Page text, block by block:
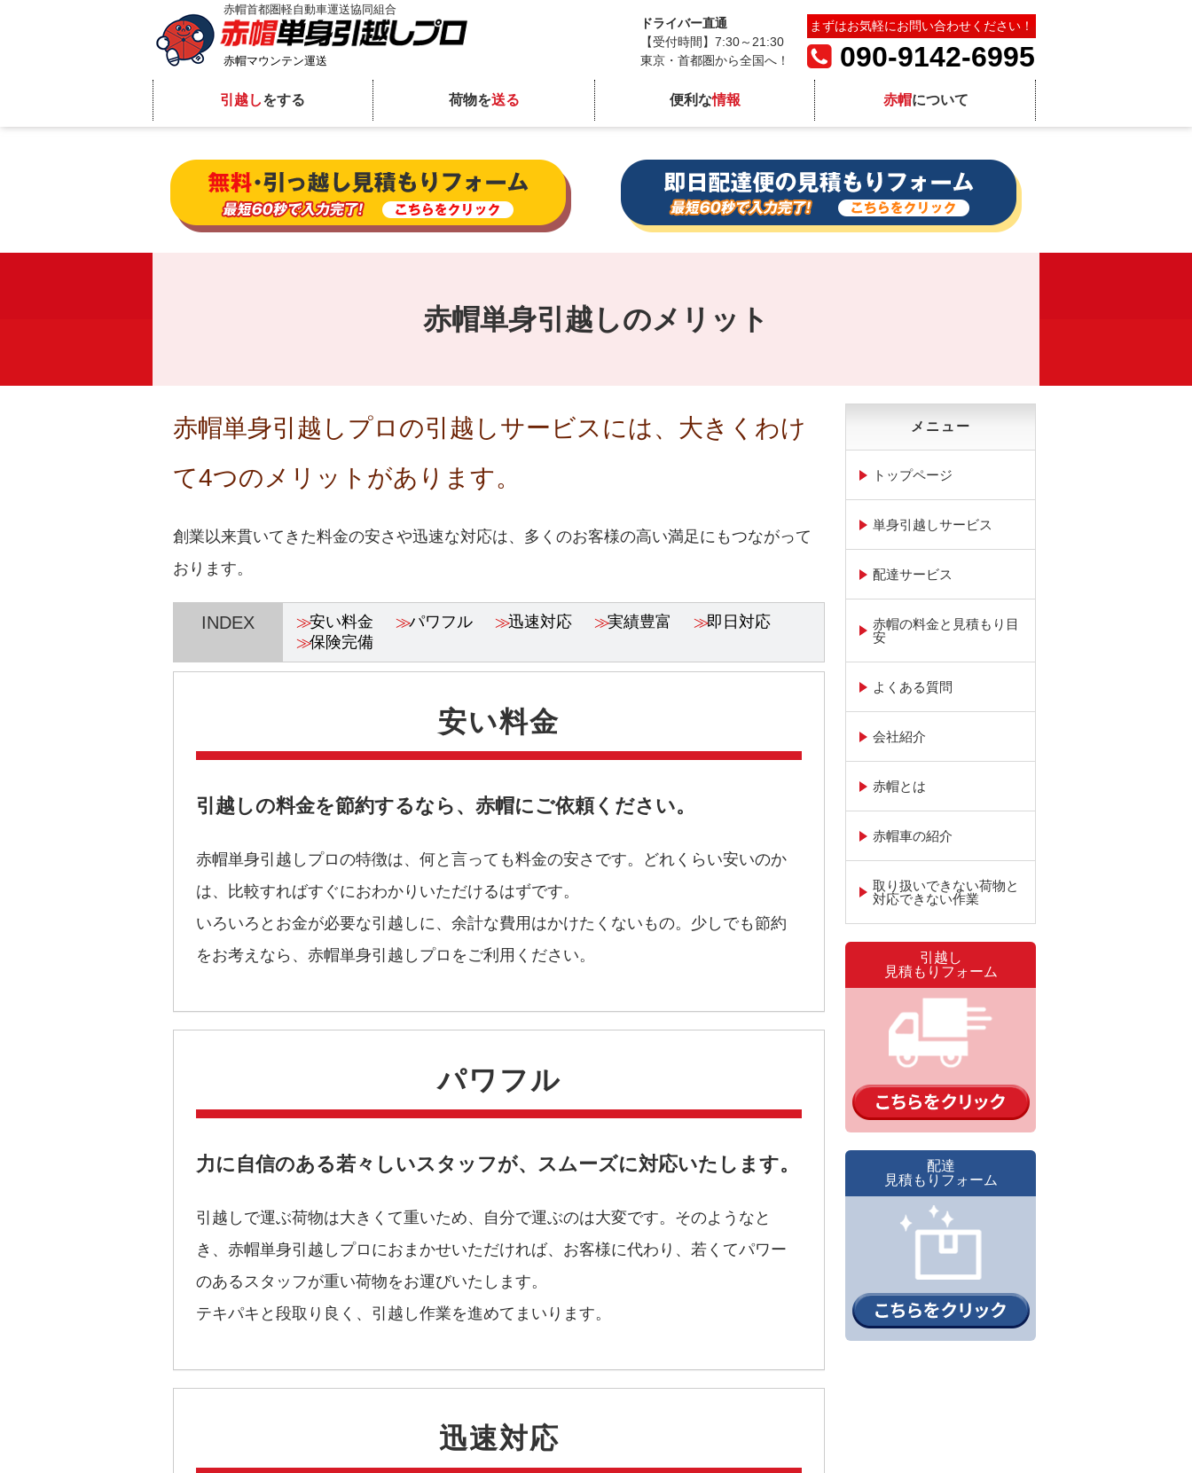
赤帽マウンテン運送
赤帽首都圏軽自動車運送協同組合
ドライバー直通
【受付時間】7:30～21:30
東京・首都圏から全国へ！
まずはお気軽にお問い合わせください！
090-9142-6995
引越しをする 荷物を送る 便利な情報 赤帽について
赤帽単身引越しのメリット
赤帽単身引越しプロの引越しサービスには、大きくわけ
て4つのメリットがあります。
創業以来貫いてきた料金の安さや迅速な対応は、多くのお客様の高い満足にもつながって
おります。
INDEX 安い料金 パワフル 迅速対応 実績豊富
即日対応
保険完備
安い料金
引越しの料金を節約するなら、赤帽にご依頼ください。
赤帽単身引越しプロの特徴は、何と言っても料金の安さです。どれくらい安いのか
は、比較すればすぐにおわかりいただけるはずです。
いろいろとお金が必要な引越しに、余計な費用はかけたくないもの。少しでも節約
をお考えなら、赤帽単身引越しプロをご利用ください。
パワフル
力に自信のある若々しいスタッフが、スムーズに対応いたします。
引越しで運ぶ荷物は大きくて重いため、自分で運ぶのは大変です。そのようなと
き、赤帽単身引越しプロにおまかせいただければ、お客様に代わり、若くてパワー
のあるスタッフが重い荷物をお運びいたします。
テキパキと段取り良く、引越し作業を進めてまいります。
迅速対応
メニュー
トップページ
単身引越しサービス
配達サービス
赤帽の料金と見積もり目
安
よくある質問
会社紹介
赤帽とは
赤帽車の紹介
取り扱いできない荷物と
対応できない作業
引越し
見積もりフォーム
配達
見積もりフォーム